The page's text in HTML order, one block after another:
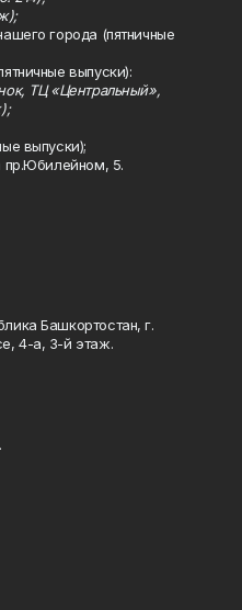
города (пятничные
выпуски):
ТЦ «Центральный»,
выпуски);
пр.Юбилейном, 5.
Башкортостан, г.
4-а, 3-й этаж.